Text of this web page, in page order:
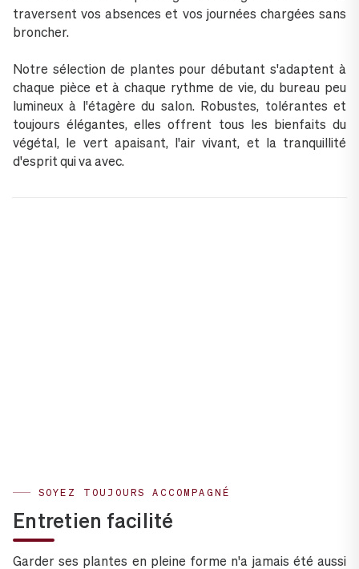
traversent vos absences et vos journées chargées sans
broncher.
Notre sélection de plantes pour débutant s'adaptent à
chaque pièce et à chaque rythme de vie, du bureau peu
lumineux à l'étagère du salon. Robustes, tolérantes et
toujours élégantes, elles offrent tous les bienfaits du
végétal, le vert apaisant, l'air vivant, et la tranquillité
d'esprit qui va avec.
SOYEZ TOUJOURS ACCOMPAGNÉ
Entretien facilité
Garder ses plantes en pleine forme n'a jamais été aussi